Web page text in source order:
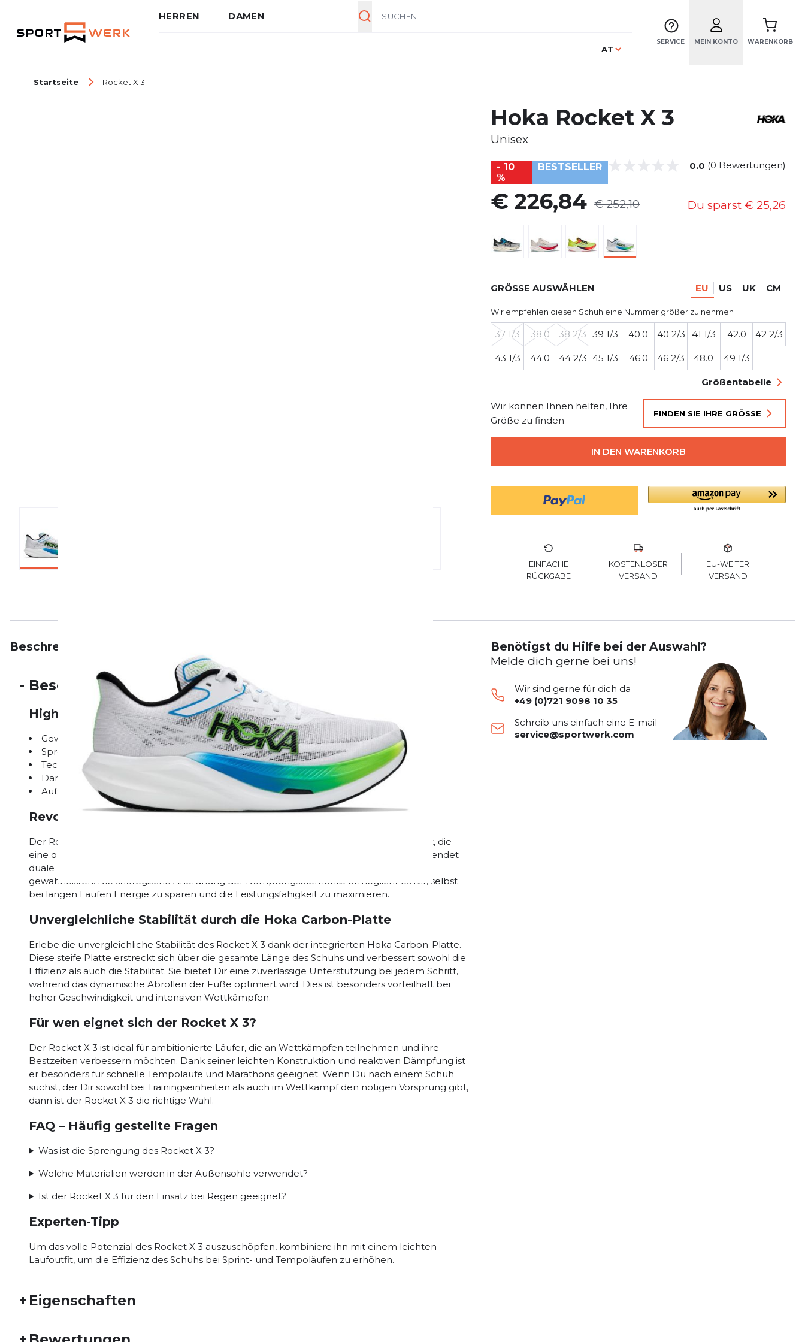
HERREN DAMEN
Sprache
AT
SERVICE MEIN KONTO WARENKORB
Startseite Rocket X 3
Hoka Rocket X 3
Unisex
- 10
%
BESTSELLER 0.0 (0 Bewertungen)
€ 226,84 € 252,10 Du sparst € 25,26
GRÖSSE AUSWÄHLEN EU US UK CM
Wir empfehlen diesen Schuh eine Nummer größer zu nehmen
37 1/3 38.0 38 2/3 39 1/3 40.0 40 2/3 41 1/3 42.0 42 2/3
43 1/3 44.0 44 2/3 45 1/3 46.0 46 2/3 48.0 49 1/3
Größentabelle
Wir können Ihnen helfen, Ihre
Größe zu finden
FINDEN SIE IHRE GRÖSSE
IN DEN WARENKORB
EINFACHE
RÜCKGABE
KOSTENLOSER
VERSAND
EU-WEITER
VERSAND
Beschreibung
- Beschreibung
Highlights auf einen Blick
Gewicht: 210 g
Sprengung: 5 mm
Technologie: Hoka Carbon-Platte
Dämpfung: Profly-X Zwischensohle
Außensohle: EVA/ Gummi-Mix
Revolutionäre Dämpfung mit der Profly-X Zwischensohle
Der Rocket X 3 von Hoka ist mit der fortschrittlichen Profly-X Zwischensohle ausgestattet, die
eine optimale Balance zwischen Komfort und Reaktivität bietet. Diese Technologie verwendet
duale Densitäts-Schaumstoffe, um eine sanfte Landung und einen explosiven Abstoß zu
gewährleisten. Die strategische Anordnung der Dämpfungselemente ermöglicht es Dir, selbst
bei langen Läufen Energie zu sparen und die Leistungsfähigkeit zu maximieren.
Unvergleichliche Stabilität durch die Hoka Carbon-Platte
Erlebe die unvergleichliche Stabilität des Rocket X 3 dank der integrierten Hoka Carbon-Platte.
Diese steife Platte erstreckt sich über die gesamte Länge des Schuhs und verbessert sowohl die
Effizienz als auch die Stabilität. Sie bietet Dir eine zuverlässige Unterstützung bei jedem Schritt,
während das dynamische Abrollen der Füße optimiert wird. Dies ist besonders vorteilhaft bei
hoher Geschwindigkeit und intensiven Wettkämpfen.
Für wen eignet sich der Rocket X 3?
Der Rocket X 3 ist ideal für ambitionierte Läufer, die an Wettkämpfen teilnehmen und ihre
Bestzeiten verbessern möchten. Dank seiner leichten Konstruktion und reaktiven Dämpfung ist
er besonders für schnelle Tempoläufe und Marathons geeignet. Wenn Du nach einem Schuh
suchst, der Dir sowohl bei Trainingseinheiten als auch im Wettkampf den nötigen Vorsprung gibt,
dann ist der Rocket X 3 die richtige Wahl.
FAQ – Häufig gestellte Fragen
Was ist die Sprengung des Rocket X 3?
Welche Materialien werden in der Außensohle verwendet?
Ist der Rocket X 3 für den Einsatz bei Regen geeignet?
Experten-Tipp
Um das volle Potenzial des Rocket X 3 auszuschöpfen, kombiniere ihn mit einem leichten
Laufoutfit, um die Effizienz des Schuhs bei Sprint- und Tempoläufen zu erhöhen.
+ Eigenschaften
Benötigst du Hilfe bei der Auswahl?
Melde dich gerne bei uns!
Wir sind gerne für dich da
+49 (0)721 9098 10 35
Schreib uns einfach eine E-mail
service@sportwerk.com